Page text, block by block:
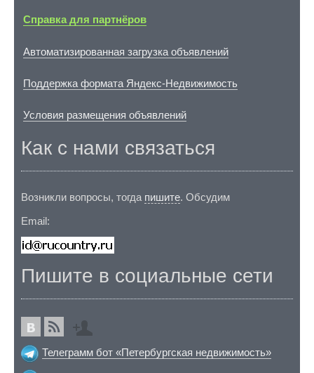
Справка для партнёров
Автоматизированная загрузка объявлений
Поддержка формата Яндекс-Недвижимость
Условия размещения объявлений
Как с нами связаться
Возникли вопросы, тогда пишите. Обсудим
Email:
Пишите в социальные сети
Телеграмм бот «Петербургская недвижимость»